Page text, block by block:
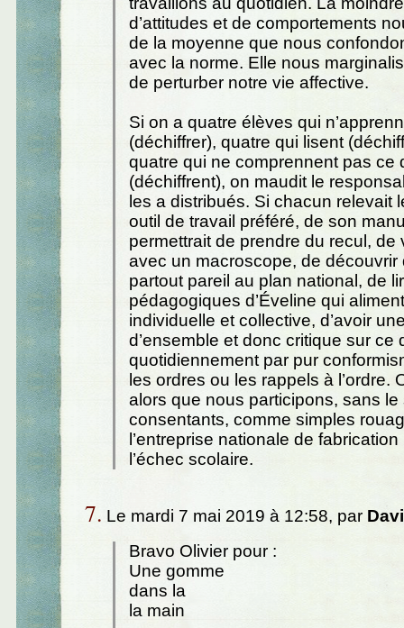
d’attitudes et de comportements
de la moyenne que nous
avec la norme. Elle nous
de perturber notre vie affective.
Si on a quatre élèves qui
(déchiffrer), quatre qui lisent
quatre qui ne comprennent pas ce
(déchiffrent), on maudit le
les a distribués. Si chacun relevait
outil de travail préféré, de son
permettrait de prendre du recul, de
avec un macroscope, de découvrir
partout pareil au plan national, de
pédagogiques d’Éveline qui
individuelle et collective, d’avoir
d’ensemble et donc critique sur ce
quotidiennement par pur
les ordres ou les rappels à l’ordre.
alors que nous participons, sans le
consentants, comme simples
l’entreprise nationale de
l’échec scolaire.
7. Le mardi 7 mai 2019 à 12:58, par
Bravo Olivier pour :
Une gomme
dans la
la main